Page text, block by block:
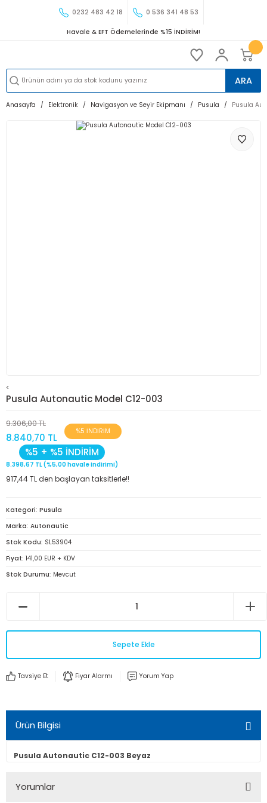
0232 483 42 18 0 536 341 48 53
Havale & EFT Ödemelerinde %15 İNDİRİM!
ARA
Anasayfa Elektronik Navigasyon ve Seyir Ekipmanı Pusula Pusula
<
Pusula Autonautic Model C12-003
9.306,00 TL
8.840,70 TL
%5 İNDİRİM
%5 + %5 İNDİRİM
8.398,67 TL (%5,00 havale indirimi)
917,44 TL den başlayan taksitlerle!!
Kategori Pusula
Marka Autonautic
Stok Kodu SL53904
Fiyat 141,00 EUR + KDV
Stok Durumu Mevcut
Sepete Ekle
Tavsiye Et Fiyar Alarmı Yorum Yap
Ürün Bilgisi
Pusula Autonautic C12-003 Beyaz
Yorumlar